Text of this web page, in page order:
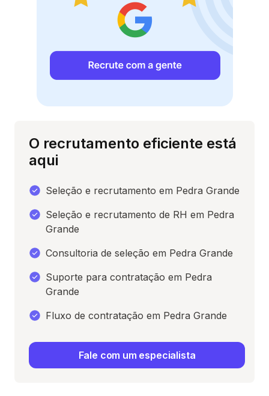
O recrutamento eficiente está
aqui
Seleção e recrutamento em Pedra Grande
Seleção e recrutamento de RH em Pedra
Grande
Consultoria de seleção em Pedra Grande
Suporte para contratação em Pedra
Grande
Fluxo de contratação em Pedra Grande
Fale com um especialista